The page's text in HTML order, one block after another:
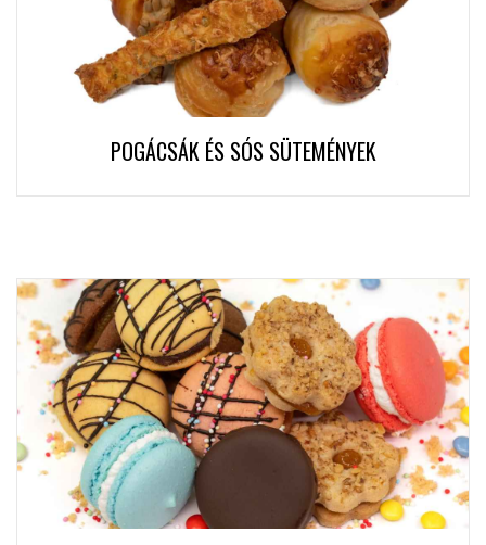
POGÁCSÁK ÉS SÓS SÜTEMÉNYEK